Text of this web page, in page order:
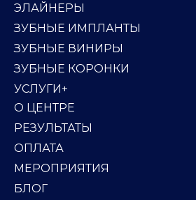
ЭЛАЙНЕРЫ
ЗУБНЫЕ ИМПЛАНТЫ
ЗУБНЫЕ ВИНИРЫ
ЗУБНЫЕ КОРОНКИ
УСЛУГИ+
О ЦЕНТРЕ
РЕЗУЛЬТАТЫ
ОПЛАТА
МЕРОПРИЯТИЯ
БЛОГ